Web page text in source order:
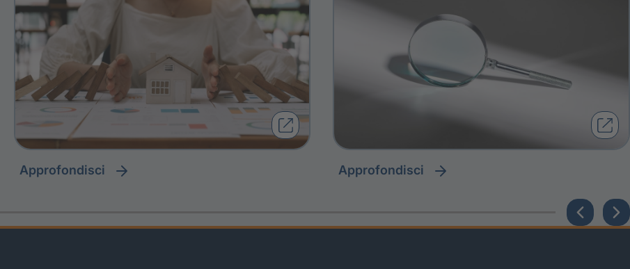
approfondisci approfondisci